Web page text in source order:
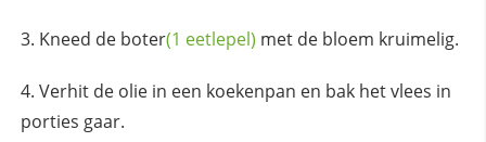
Kneed de boter(1 eetlepel) met de bloem kruimelig.
Verhit de olie in een koekenpan en bak het vlees in
porties gaar.